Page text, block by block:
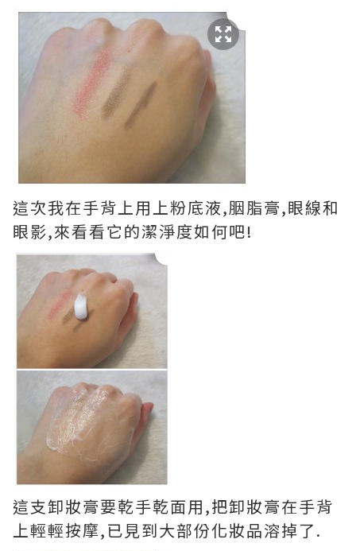
這次我在手背上用上粉底液,胭脂膏,眼線和
眼影,來看看它的潔淨度如何吧!
這支卸妝膏要乾手乾面用,把卸妝膏在手背
上輕輕按摩,已見到大部份化妝品溶掉了.